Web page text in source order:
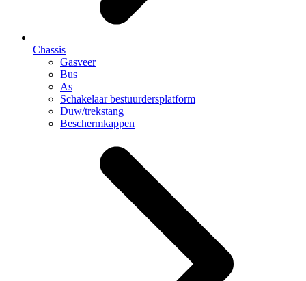
Chassis
Gasveer
Bus
As
Schakelaar bestuurdersplatform
Duw/trekstang
Beschermkappen